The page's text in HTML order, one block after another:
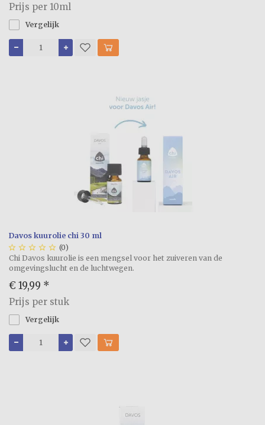
Prijs per 10ml
Vergelijk
Davos kuurolie chi 30 ml
     (0)
Chi Davos kuurolie is een mengsel voor het zuiveren van de
omgevingslucht en de luchtwegen.
€ 19,99 *
Prijs per stuk
Vergelijk